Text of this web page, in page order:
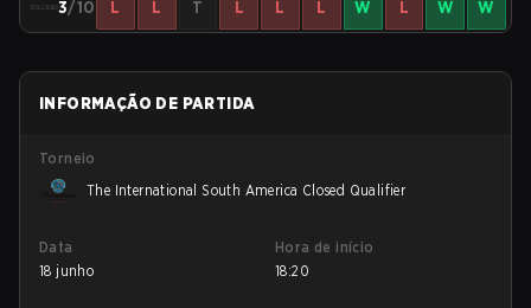
3/10 L L T L L L W L W W
INFORMAÇÃO DE PARTIDA
Torneio
The International South America Closed Qualifier
Data
18 junho
Hora de início
18:20